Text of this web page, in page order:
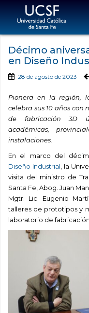
Décimo
en Diseño
28 de agosto de 2023
Pionera en la región,
celebra sus 10 años con
de fabricación 3D
académicas,
instalaciones.
En el marco del
Diseño Industrial , la
visita del ministro de
Santa Fe, Abog. Juan
Mgtr. Lic. Eugenio
talleres de prototipos y
laboratorio de